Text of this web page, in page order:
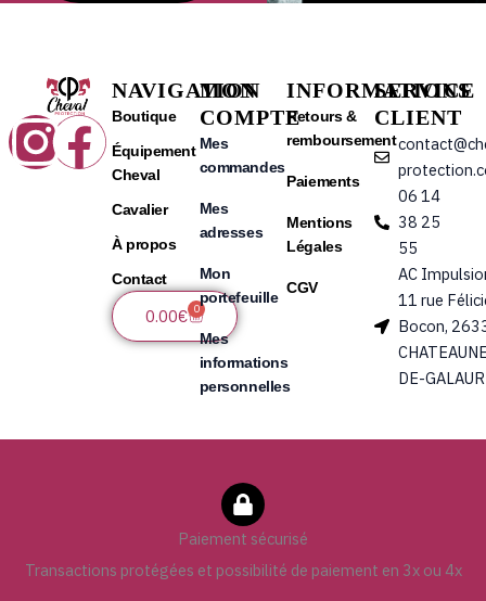
Instagram
Facebook
NAVIGATION
Boutique
Équipement
Cheval
Cavalier
À propos
Contact
0.00€ 0
Panier
MON
COMPTE
Mes
commandes
Mes
adresses
Mon
portefeuille
Mes
informations
personnelles
INFORMATIONS
Retours &
remboursement
Paiements
Mentions
Légales
CGV
SERVICE
CLIENT
06 14
38 25
55
AC
11 rue
Bocon,
DE-
Paiement sécurisé
Transactions protégées et possibilité de paiement en 3x ou 4x